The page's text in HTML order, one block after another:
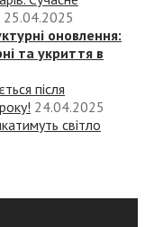
25.04.2025
оновлення:
та укриття в
після
24.04.2025
світло